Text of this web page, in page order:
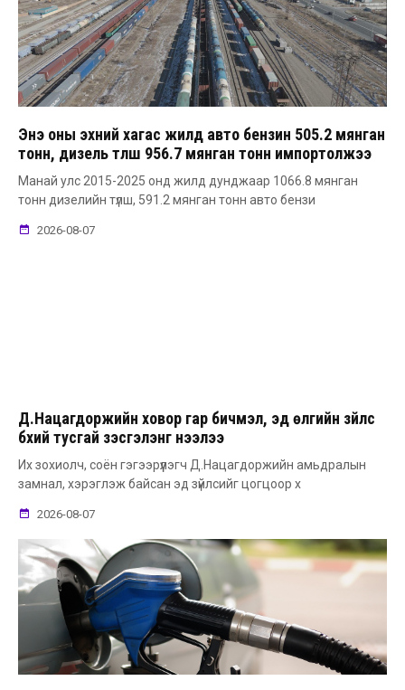
Энэ оны эхний хагас жилд авто бензин 505.2 мянган
тонн, дизель түлш 956.7 мянган тонн импортолжээ
Манай улс 2015-2025 онд жилд дунджаар 1066.8 мянган
тонн дизелийн түлш, 591.2 мянган тонн авто бензи
2026-08-07
Д.Нацагдоржийн ховор гар бичмэл, эд өлгийн зүйлс
бүхий тусгай үзэсгэлэнг нээлээ
Их зохиолч, соён гэгээрүүлэгч Д.Нацагдоржийн амьдралын
замнал, хэрэглэж байсан эд зүйлсийг цогцоор х
2026-08-07